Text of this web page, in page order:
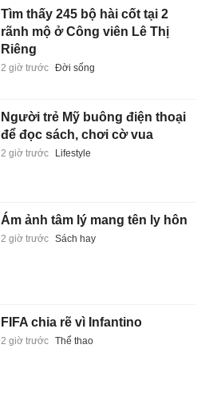
Tìm thấy 245 bộ hài cốt tại 2
rãnh mộ ở Công viên Lê Thị
Riêng
2 giờ trước Đời sống
Người trẻ Mỹ buông điện thoại
để đọc sách, chơi cờ vua
2 giờ trước Lifestyle
Ám ảnh tâm lý mang tên ly hôn
2 giờ trước Sách hay
FIFA chia rẽ vì Infantino
2 giờ trước Thể thao